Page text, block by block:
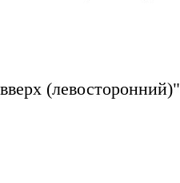
(левосторонний)"